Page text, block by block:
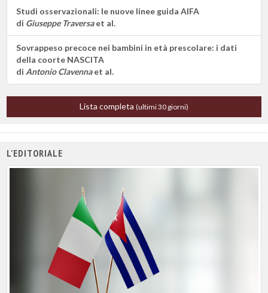
Studi osservazionali: le nuove linee guida AIFA
di Giuseppe Traversaet al.
Sovrappeso precoce nei bambini in età prescolare: i dati
della coorte NASCITA
di Antonio Clavennaet al.
Lista completa (ultimi 30 giorni)
L'EDITORIALE